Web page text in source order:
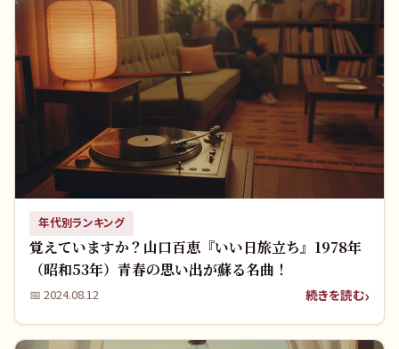
年代別ランキング
覚えていますか？山口百恵『いい日旅立ち』1978年
（昭和53年）青春の思い出が蘇る名曲！
📅 2024.08.12 続きを読む